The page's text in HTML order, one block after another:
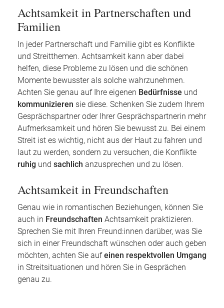
Achtsamkeit in Partnerschaften und
Familien
In jeder Partnerschaft und Familie gibt es Konflikte
und Streitthemen. Achtsamkeit kann aber dabei
helfen, diese Probleme zu lösen und die schönen
Momente bewusster als solche wahrzunehmen.
Achten Sie genau auf Ihre eigenen Bedürfnisse und
kommunizieren sie diese. Schenken Sie zudem Ihrem
Gesprächspartner oder Ihrer Gesprächspartnerin mehr
Aufmerksamkeit und hören Sie bewusst zu. Bei einem
Streit ist es wichtig, nicht aus der Haut zu fahren und
laut zu werden, sondern zu versuchen, die Konflikte
ruhig und sachlich anzusprechen und zu lösen.
Achtsamkeit in Freundschaften
Genau wie in romantischen Beziehungen, können Sie
auch in Freundschaften Achtsamkeit praktizieren.
Sprechen Sie mit Ihren Freund:innen darüber, was Sie
sich in einer Freundschaft wünschen oder auch geben
möchten, achten Sie aufeinen respektvollen Umgang
in Streitsituationen und hören Sie in Gesprächen
genau zu.